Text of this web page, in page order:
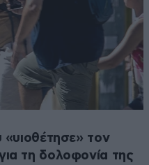
τον
τη δολοφονία της